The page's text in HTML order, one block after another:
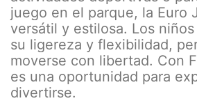
juego en el parque, la Euro
versátil y estilosa. Los
su ligereza y flexibilidad,
moverse con libertad. Con
es una oportunidad para
divertirse.